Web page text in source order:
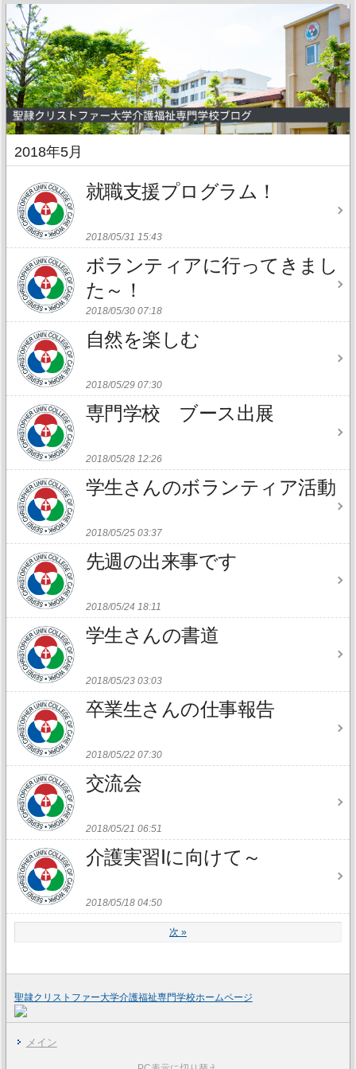
2018年5月
就職支援プログラム！
2018/05/31 15:43
ボランティアに行ってきまし
た～！
2018/05/30 07:18
自然を楽しむ
2018/05/29 07:30
専門学校 ブース出展
2018/05/28 12:26
学生さんのボランティア活動
2018/05/25 03:37
先週の出来事です
2018/05/24 18:11
学生さんの書道
2018/05/23 03:03
卒業生さんの仕事報告
2018/05/22 07:30
交流会
2018/05/21 06:51
介護実習Ⅰに向けて～
2018/05/18 04:50
次 »
聖隷クリストファー大学介護福祉専門学校ホームページ
メイン